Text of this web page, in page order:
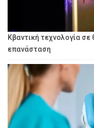
Κβαντική τεχνολογία
επανάσταση